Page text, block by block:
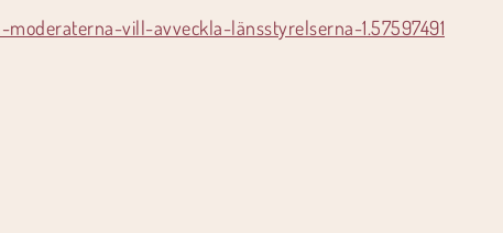
vill-avveckla-länsstyrelserna-1.57597491